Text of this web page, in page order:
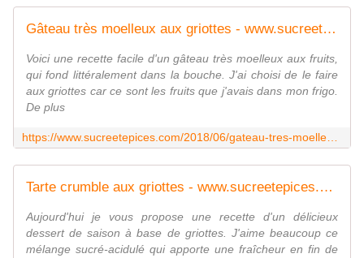
Gâteau très moelleux aux griottes - www.sucreetepices.com
Voici une recette facile d'un gâteau très moelleux aux fruits,
qui fond littéralement dans la bouche. J'ai choisi de le faire
aux griottes car ce sont les fruits que j'avais dans mon frigo.
De plus
Tarte crumble aux griottes - www.sucreetepices.com
Aujourd'hui je vous propose une recette d'un délicieux
dessert de saison à base de griottes. J'aime beaucoup ce
mélange sucré-acidulé qui apporte une fraîcheur en fin de